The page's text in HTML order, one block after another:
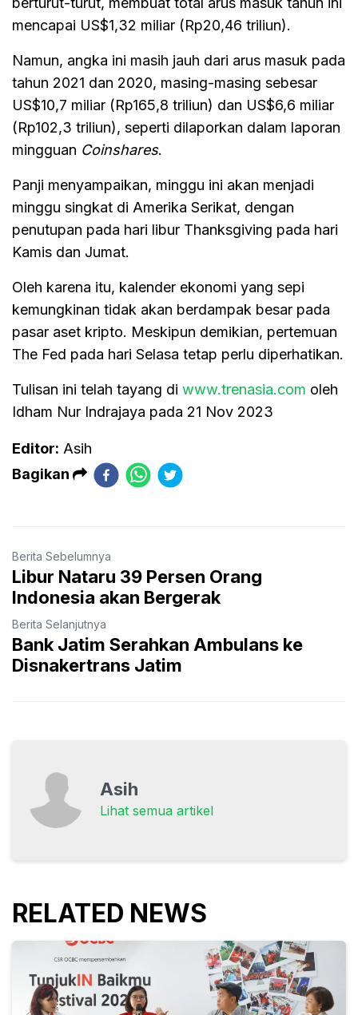
mencapai US$1,32 miliar (Rp20,46 triliun).
Namun, angka ini masih jauh dari arus masuk pada
tahun 2021 dan 2020, masing-masing sebesar
US$10,7 miliar (Rp165,8 triliun) dan US$6,6 miliar
(Rp102,3 triliun), seperti dilaporkan dalam laporan
mingguan Coinshares.
Panji menyampaikan, minggu ini akan menjadi
minggu singkat di Amerika Serikat, dengan
penutupan pada hari libur Thanksgiving pada hari
Kamis dan Jumat.
Oleh karena itu, kalender ekonomi yang sepi
kemungkinan tidak akan berdampak besar pada
pasar aset kripto. Meskipun demikian, pertemuan
The Fed pada hari Selasa tetap perlu diperhatikan.
Tulisan ini telah tayang di www.trenasia.com oleh
Idham Nur Indrajaya pada 21 Nov 2023
Editor: Asih
Bagikan
Berita Sebelumnya
Libur Nataru 39 Persen Orang
Indonesia akan Bergerak
Berita Selanjutnya
Bank Jatim Serahkan Ambulans ke
Disnakertrans Jatim
Asih
Lihat semua artikel
RELATED NEWS